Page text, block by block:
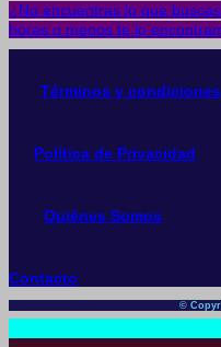
¿No encuentras lo que
horas o menos te lo
Términos y condiciones
Política de Privacidad
Quiénes Somos
Contacto
©